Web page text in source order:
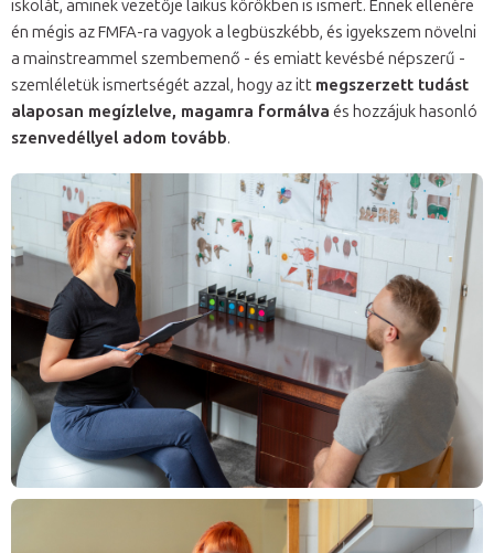
iskolát, aminek vezetője laikus körökben is ismert. Ennek ellenére
én mégis az FMFA-ra vagyok a legbüszkébb, és igyekszem növelni
a mainstreammel szembemenő - és emiatt kevésbé népszerű -
szemléletük ismertségét azzal, hogy az itt megszerzett tudást
alaposan megízlelve, magamra formálva és hozzájuk hasonló
szenvedéllyel adom tovább.